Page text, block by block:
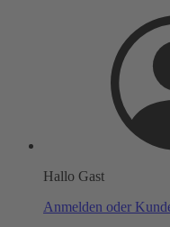
Hallo Gast
Anmelden oder